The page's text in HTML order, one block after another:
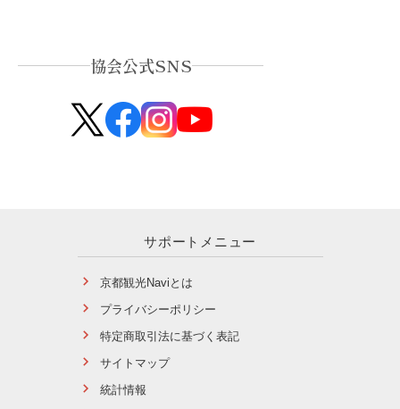
協会公式SNS
サポートメニュー
京都観光Naviとは
プライバシーポリシー
特定商取引法に基づく表記
サイトマップ
統計情報